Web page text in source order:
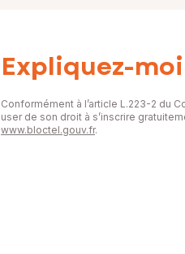
Expliquez-
Conformément à l’article L.223-2 du
user de son droit à s’inscrire
www.bloctel.gouv.fr.